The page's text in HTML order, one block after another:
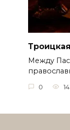
Между
0